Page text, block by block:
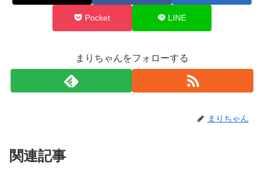
Pocket LINE
まりちゃんをフォローする
まりちゃん
関連記事